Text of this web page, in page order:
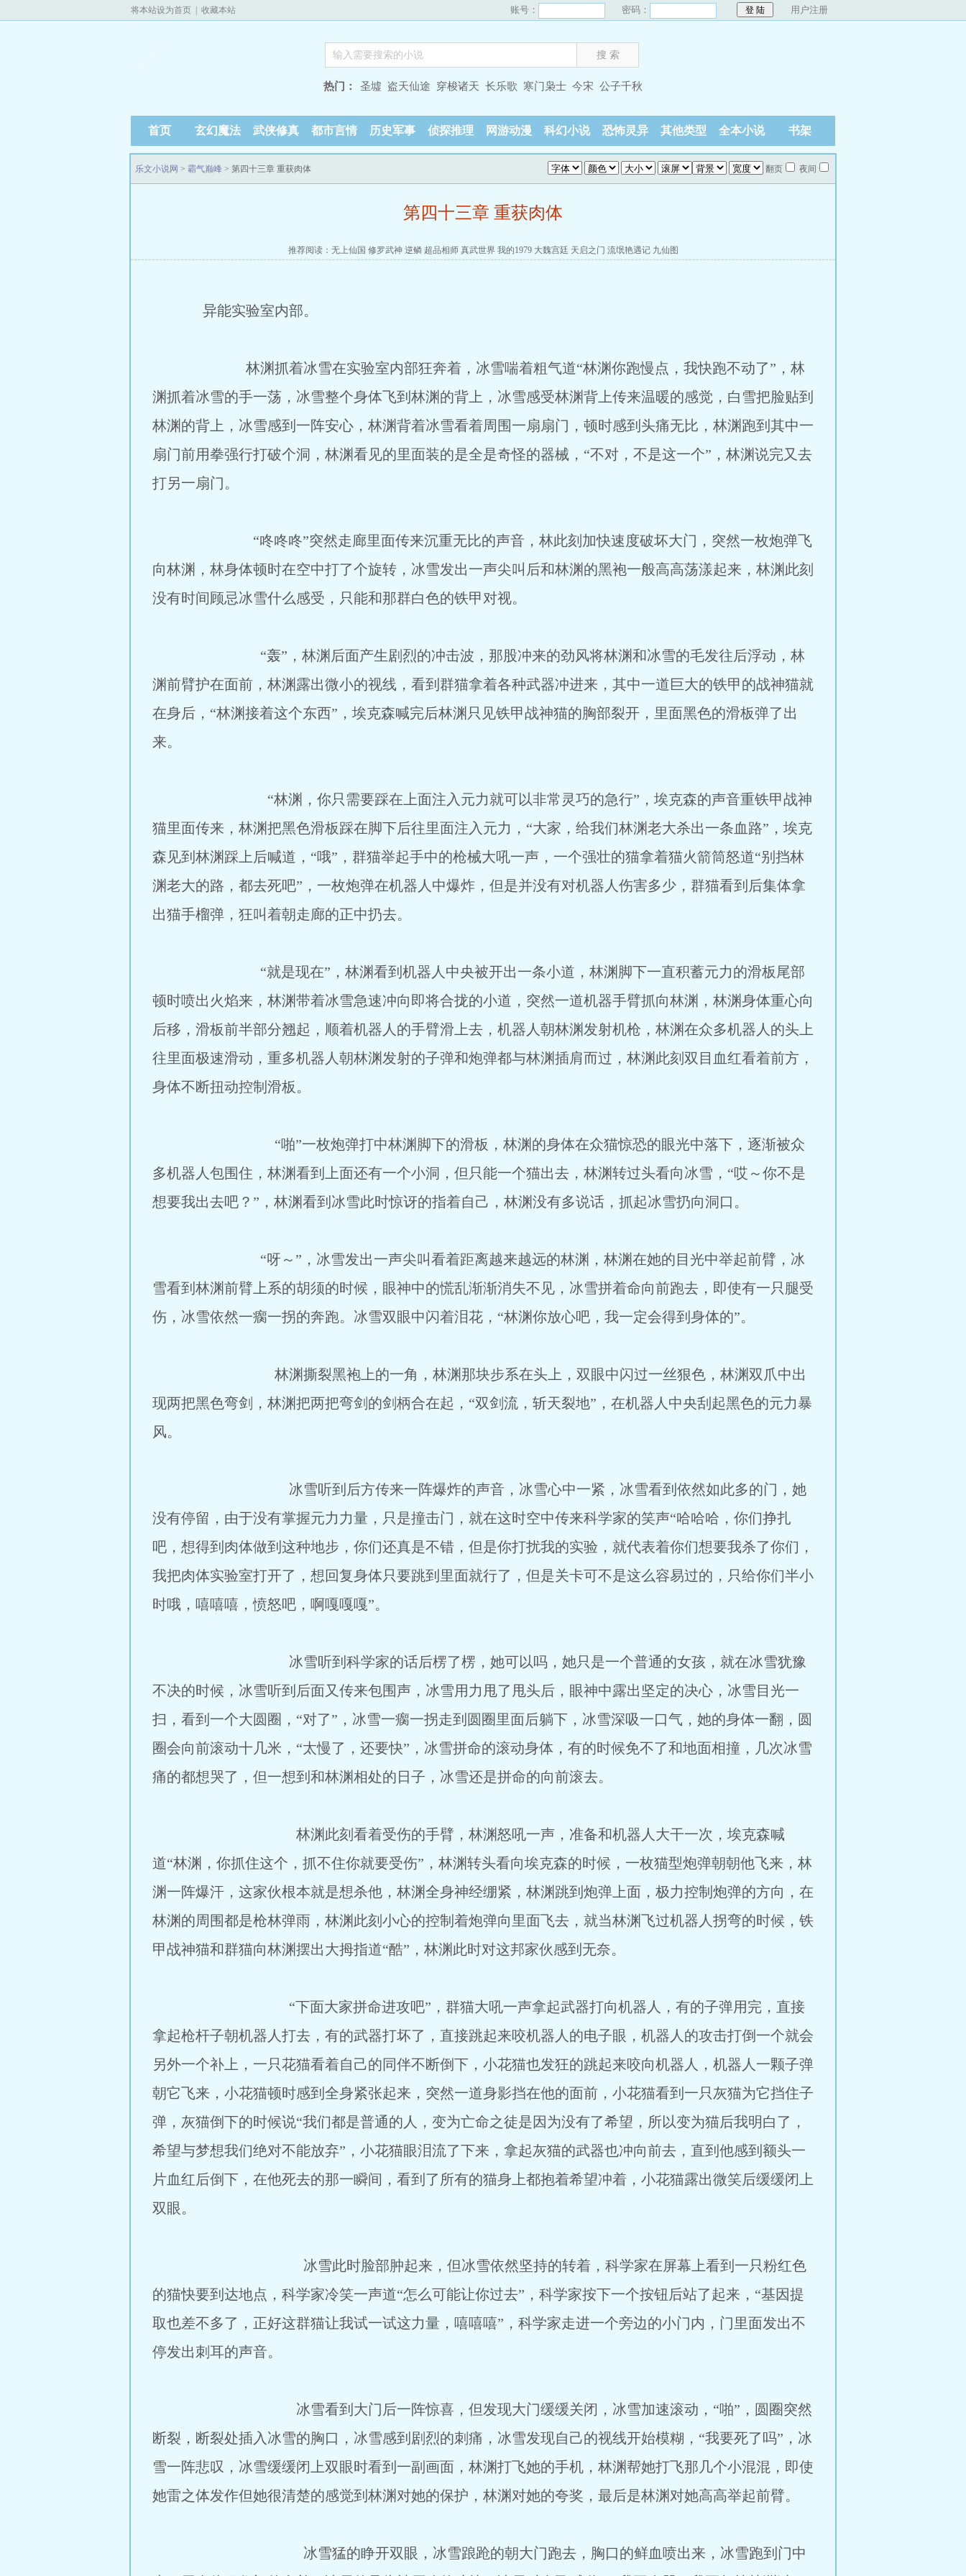
将本站设为首页 收藏本站 账号： 密码： 用户注册
热门： 圣墟 盗天仙途 穿梭诸天 长乐歌 寒门枭士 今宋 公子千秋
首页 玄幻魔法 武侠修真 都市言情 历史军事 侦探推理 网游动漫 科幻小说 恐怖灵异 其他类型 全本小说 书架
乐文小说网 > 霸气巅峰 > 第四十三章 重获肉体 翻页 夜间
第四十三章 重获肉体
推荐阅读： 无上仙国 修罗武神 逆鳞 超品相师 真武世界 我的1979 大魏宫廷 天启之门 流氓艳遇记 九仙图
异能实验室内部。
林渊抓着冰雪在实验室内部狂奔着，冰雪喘着粗气道“林渊你跑慢点，我快跑不动了”，林
渊抓着冰雪的手一荡，冰雪整个身体飞到林渊的背上，冰雪感受林渊背上传来温暖的感觉，白雪把脸贴到
林渊的背上，冰雪感到一阵安心，林渊背着冰雪看着周围一扇扇门，顿时感到头痛无比，林渊跑到其中一
扇门前用拳强行打破个洞，林渊看见的里面装的是全是奇怪的器械，“不对，不是这一个”，林渊说完又去
打另一扇门。
“咚咚咚”突然走廊里面传来沉重无比的声音，林此刻加快速度破坏大门，突然一枚炮弹飞
向林渊，林身体顿时在空中打了个旋转，冰雪发出一声尖叫后和林渊的黑袍一般高高荡漾起来，林渊此刻
没有时间顾忌冰雪什么感受，只能和那群白色的铁甲对视。
“轰”，林渊后面产生剧烈的冲击波，那股冲来的劲风将林渊和冰雪的毛发往后浮动，林
渊前臂护在面前，林渊露出微小的视线，看到群猫拿着各种武器冲进来，其中一道巨大的铁甲的战神猫就
在身后，“林渊接着这个东西”，埃克森喊完后林渊只见铁甲战神猫的胸部裂开，里面黑色的滑板弹了出
来。
“林渊，你只需要踩在上面注入元力就可以非常灵巧的急行”，埃克森的声音重铁甲战神
猫里面传来，林渊把黑色滑板踩在脚下后往里面注入元力，“大家，给我们林渊老大杀出一条血路”，埃克
森见到林渊踩上后喊道，“哦”，群猫举起手中的枪械大吼一声，一个强壮的猫拿着猫火箭筒怒道“别挡林
渊老大的路，都去死吧”，一枚炮弹在机器人中爆炸，但是并没有对机器人伤害多少，群猫看到后集体拿
出猫手榴弹，狂叫着朝走廊的正中扔去。
“就是现在”，林渊看到机器人中央被开出一条小道，林渊脚下一直积蓄元力的滑板尾部
顿时喷出火焰来，林渊带着冰雪急速冲向即将合拢的小道，突然一道机器手臂抓向林渊，林渊身体重心向
后移，滑板前半部分翘起，顺着机器人的手臂滑上去，机器人朝林渊发射机枪，林渊在众多机器人的头上
往里面极速滑动，重多机器人朝林渊发射的子弹和炮弹都与林渊插肩而过，林渊此刻双目血红看着前方，
身体不断扭动控制滑板。
“啪”一枚炮弹打中林渊脚下的滑板，林渊的身体在众猫惊恐的眼光中落下，逐渐被众
多机器人包围住，林渊看到上面还有一个小洞，但只能一个猫出去，林渊转过头看向冰雪，“哎～你不是
想要我出去吧？”，林渊看到冰雪此时惊讶的指着自己，林渊没有多说话，抓起冰雪扔向洞口。
“呀～”，冰雪发出一声尖叫看着距离越来越远的林渊，林渊在她的目光中举起前臂，冰
雪看到林渊前臂上系的胡须的时候，眼神中的慌乱渐渐消失不见，冰雪拼着命向前跑去，即使有一只腿受
伤，冰雪依然一瘸一拐的奔跑。冰雪双眼中闪着泪花，“林渊你放心吧，我一定会得到身体的”。
林渊撕裂黑袍上的一角，林渊那块步系在头上，双眼中闪过一丝狠色，林渊双爪中出
现两把黑色弯剑，林渊把两把弯剑的剑柄合在起，“双剑流，斩天裂地”，在机器人中央刮起黑色的元力暴
风。
冰雪听到后方传来一阵爆炸的声音，冰雪心中一紧，冰雪看到依然如此多的门，她
没有停留，由于没有掌握元力力量，只是撞击门，就在这时空中传来科学家的笑声“哈哈哈，你们挣扎
吧，想得到肉体做到这种地步，你们还真是不错，但是你打扰我的实验，就代表着你们想要我杀了你们，
我把肉体实验室打开了，想回复身体只要跳到里面就行了，但是关卡可不是这么容易过的，只给你们半小
时哦，嘻嘻嘻，愤怒吧，啊嘎嘎嘎”。
冰雪听到科学家的话后楞了楞，她可以吗，她只是一个普通的女孩，就在冰雪犹豫
不决的时候，冰雪听到后面又传来包围声，冰雪用力甩了甩头后，眼神中露出坚定的决心，冰雪目光一
扫，看到一个大圆圈，“对了”，冰雪一瘸一拐走到圆圈里面后躺下，冰雪深吸一口气，她的身体一翻，圆
圈会向前滚动十几米，“太慢了，还要快”，冰雪拼命的滚动身体，有的时候免不了和地面相撞，几次冰雪
痛的都想哭了，但一想到和林渊相处的日子，冰雪还是拼命的向前滚去。
林渊此刻看着受伤的手臂，林渊怒吼一声，准备和机器人大干一次，埃克森喊
道“林渊，你抓住这个，抓不住你就要受伤”，林渊转头看向埃克森的时候，一枚猫型炮弹朝朝他飞来，林
渊一阵爆汗，这家伙根本就是想杀他，林渊全身神经绷紧，林渊跳到炮弹上面，极力控制炮弹的方向，在
林渊的周围都是枪林弹雨，林渊此刻小心的控制着炮弹向里面飞去，就当林渊飞过机器人拐弯的时候，铁
甲战神猫和群猫向林渊摆出大拇指道“酷”，林渊此时对这邦家伙感到无奈。
“下面大家拼命进攻吧”，群猫大吼一声拿起武器打向机器人，有的子弹用完，直接
拿起枪杆子朝机器人打去，有的武器打坏了，直接跳起来咬机器人的电子眼，机器人的攻击打倒一个就会
另外一个补上，一只花猫看着自己的同伴不断倒下，小花猫也发狂的跳起来咬向机器人，机器人一颗子弹
朝它飞来，小花猫顿时感到全身紧张起来，突然一道身影挡在他的面前，小花猫看到一只灰猫为它挡住子
弹，灰猫倒下的时候说“我们都是普通的人，变为亡命之徒是因为没有了希望，所以变为猫后我明白了，
希望与梦想我们绝对不能放弃”，小花猫眼泪流了下来，拿起灰猫的武器也冲向前去，直到他感到额头一
片血红后倒下，在他死去的那一瞬间，看到了所有的猫身上都抱着希望冲着，小花猫露出微笑后缓缓闭上
双眼。
冰雪此时脸部肿起来，但冰雪依然坚持的转着，科学家在屏幕上看到一只粉红色
的猫快要到达地点，科学家冷笑一声道“怎么可能让你过去”，科学家按下一个按钮后站了起来，“基因提
取也差不多了，正好这群猫让我试一试这力量，嘻嘻嘻”，科学家走进一个旁边的小门内，门里面发出不
停发出刺耳的声音。
冰雪看到大门后一阵惊喜，但发现大门缓缓关闭，冰雪加速滚动，“啪”，圆圈突然
断裂，断裂处插入冰雪的胸口，冰雪感到剧烈的刺痛，冰雪发现自己的视线开始模糊，“我要死了吗”，冰
雪一阵悲叹，冰雪缓缓闭上双眼时看到一副画面，林渊打飞她的手机，林渊帮她打飞那几个小混混，即使
她雷之体发作但她很清楚的感觉到林渊对她的保护，林渊对她的夸奖，最后是林渊对她高高举起前臂。
冰雪猛的睁开双眼，冰雪踉跄的朝大门跑去，胸口的鲜血喷出来，冰雪跑到门中